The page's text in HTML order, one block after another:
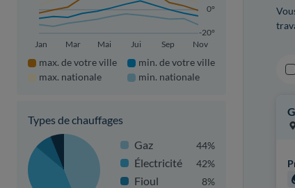
-20°
0°
Jan Mar Mai Jui Sep Nov
max. de votre ville
max. nationale
min. de votre ville
min. nationale
Types de chauffages
Gaz
44%
Électricité 42%
Fioul 8%